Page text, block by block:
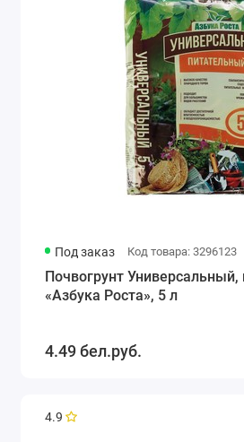
Под заказ Код товара: 3296123
Почвогрунт Универсальный,
«Азбука Роста», 5 л
4.49 бел.руб.
4.9